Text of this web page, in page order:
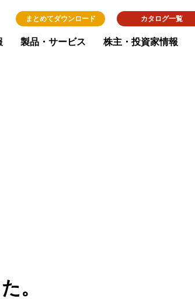
カタログ一覧
まとめてダウンロード
製品・サービス 株主・投資家情報
。